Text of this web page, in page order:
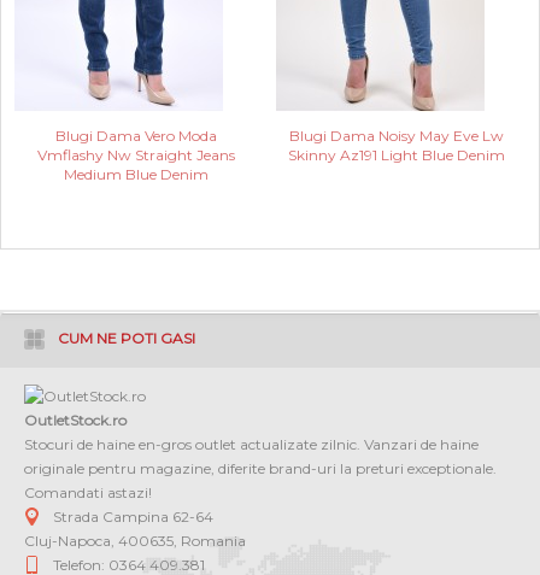
Blugi Dama Vero Moda
Vmflashy Nw Straight Jeans
Medium Blue Denim
Blugi Dama Noisy May Eve Lw
Skinny Az191 Light Blue Denim
CUM NE POTI GASI
OutletStock.ro
Stocuri de haine en-gros outlet actualizate zilnic. Vanzari de haine
originale pentru magazine, diferite brand-uri la preturi exceptionale.
Comandati astazi!
Strada Campina 62-64
Cluj-Napoca 400635 Romania
Telefon: 0364 409.381